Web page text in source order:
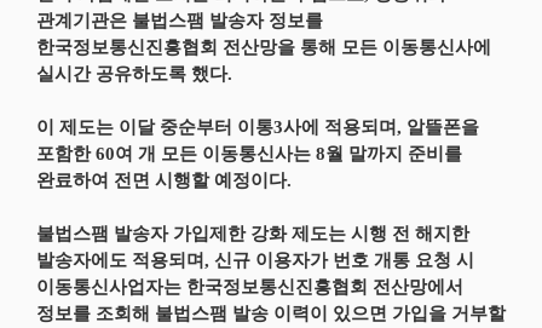
관계기관은 불법스팸 발송자 정보를
한국정보통신진흥협회 전산망을 통해 모든 이동통신사에
실시간 공유하도록 했다.
이 제도는 이달 중순부터 이통3사에 적용되며, 알뜰폰을
포함한 60여 개 모든 이동통신사는 8월 말까지 준비를
완료하여 전면 시행할 예정이다.
불법스팸 발송자 가입제한 강화 제도는 시행 전 해지한
발송자에도 적용되며, 신규 이용자가 번호 개통 요청 시
이동통신사업자는 한국정보통신진흥협회 전산망에서
정보를 조회해 불법스팸 발송 이력이 있으면 가입을 거부할